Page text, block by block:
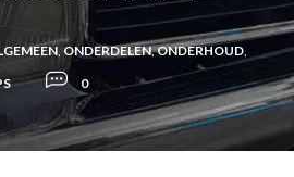
,ONDERDELEN,ONDERHOUD,
0